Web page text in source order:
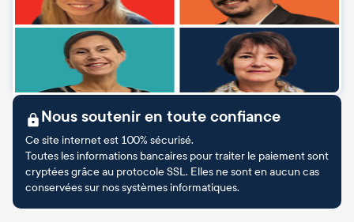
Nous soutenir en toute confiance
Ce site internet est 100% sécurisé.
Toutes les informations bancaires pour traiter le paiement sont
cryptées grâce au protocole SSL. Elles ne sont en aucun cas
conservées sur nos systèmes informatiques.